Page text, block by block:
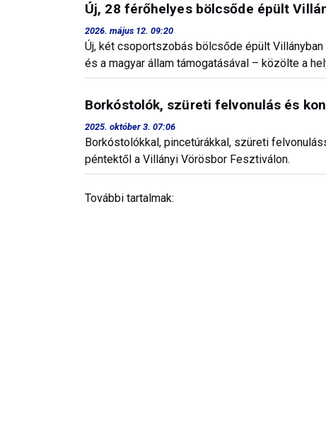
Új, 28 férőhelyes bölcsőde épült
2026. május 12. 09:20
Új, két csoportszobás bölcsőde épült
és a magyar állam támogatásával – közölte a
Borkóstolók, szüreti felvonulás és
2025. október 3. 07:06
Borkóstolókkal, pincetúrákkal, szüreti
péntektől a Villányi Vörösbor Fesztiválon.
További tartalmak: